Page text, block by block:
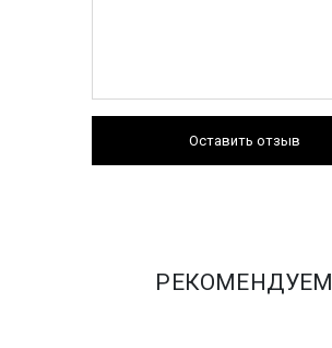
Оставить отзыв
РЕКОМЕНДУЕМ